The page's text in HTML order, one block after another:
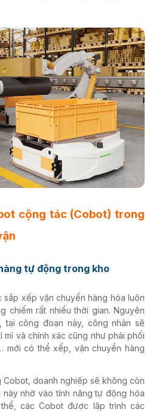
cộng tác (Cobot) trong
tự động trong kho
sắp xếp vận chuyển hàng hóa luôn
chiếm rất nhiều thời gian. Nguyên
tại công đoạn này, công nhân sẽ
mỉ và chính xác cũng như phải phối
mới có thể xếp, vận chuyển hàng
doanh nghiệp sẽ không còn
nhờ vào tính năng tự động hóa
các Cobot được lập trình các